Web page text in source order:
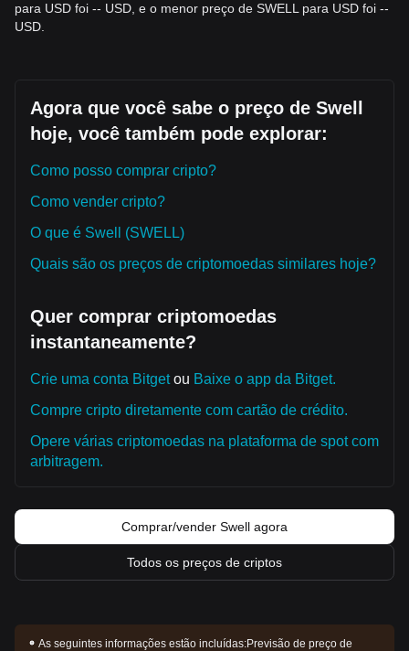
para USD foi -- USD, e o menor preço de SWELL para USD foi --
USD.
Agora que você sabe o preço de Swell
hoje, você também pode explorar:
Como posso comprar cripto?
Como vender cripto?
O que é Swell (SWELL)
Quais são os preços de criptomoedas similares hoje?
Quer comprar criptomoedas
instantaneamente?
Crie uma conta Bitgetou Baixe o app da Bitget.
Compre cripto diretamente com cartão de crédito.
Opere várias criptomoedas na plataforma de spot com
arbitragem.
Comprar/vender Swell agora
Todos os preços de criptos
As seguintes informações estão incluídas:Previsão de preço de